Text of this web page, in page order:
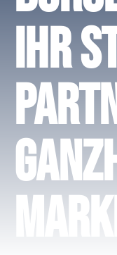
Ihr